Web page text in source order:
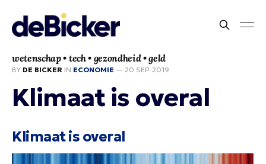
wetenschap • tech • gezondheid • geld
BY DE BICKER IN ECONOMIE — 20 SEP. 2019
Klimaat is overal
Klimaat is overal